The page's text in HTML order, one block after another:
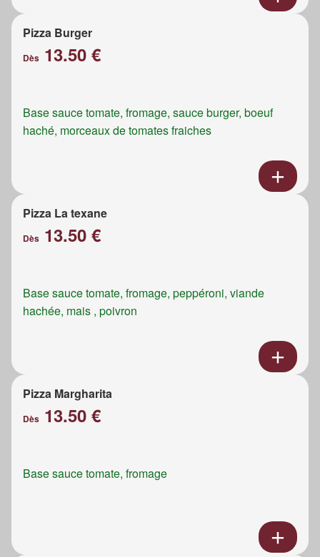
Pizza Burger
Dès 13.50 €
Base sauce tomate, fromage, sauce burger, boeuf
haché, morceaux de tomates fraiches
Pizza La texane
Dès 13.50 €
Base sauce tomate, fromage, peppéroni, viande
hachée, mais , poivron
Pizza Margharita
Dès 13.50 €
Base sauce tomate, fromage